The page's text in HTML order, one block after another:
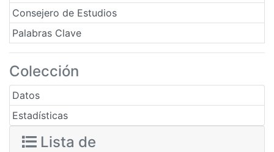
Consejero de Estudios
Palabras Clave
Colección
Datos
Estadísticas
Lista de